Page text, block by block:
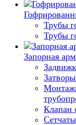
Трубы
Трубы
Запорная
Клапан